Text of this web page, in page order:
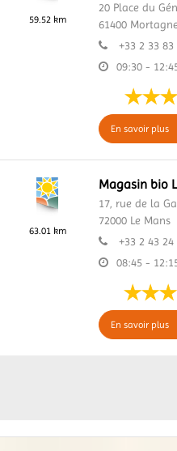
59.52 km
20 Place du
61400
+33 2 33 83
09:30 -
En savoir plus
63.01 km
Magasin bio
17, rue de la
72000 Le Mans
+33 2 43 24
08:45 -
En savoir plus